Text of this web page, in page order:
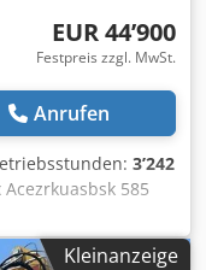
EUR 44’900
Festpreis zzgl. MwSt.
Anrufen
3’242
585
125-63-
Typ B
Kleinanzeige